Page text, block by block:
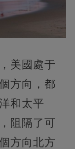
美國處于
方向，都
和太平
阻隔了可
方向北方